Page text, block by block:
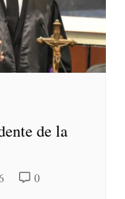
de la
0